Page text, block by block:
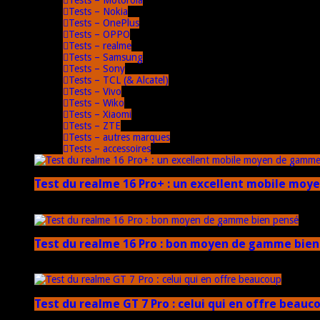
Tests – Nokia
Tests – OnePlus
Tests – OPPO
Tests – realme
Tests – Samsung
Tests – Sony
Tests – TCL (& Alcatel)
Tests – Vivo
Tests – Wiko
Tests – Xiaomi
Tests – ZTE
Tests – autres marques
Tests – accessoires
Test du realme 16 Pro+ : un excellent mobile
Test du realme 16 Pro : bon moyen de gamme
Test du realme GT 7 Pro : celui qui en offre